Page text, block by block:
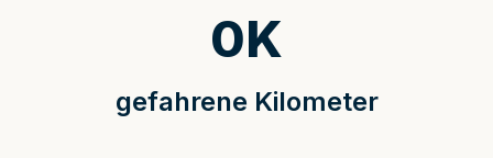
gefahrene Kilometer
0K